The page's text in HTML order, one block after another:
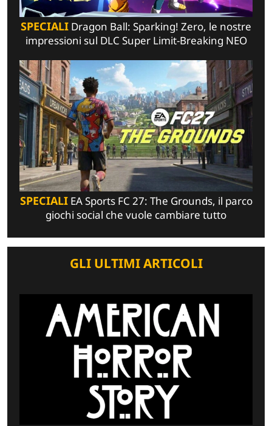
SPECIALI Dragon Ball: Sparking! Zero, le nostre
impressioni sul DLC Super Limit-Breaking NEO
SPECIALIEA Sports FC 27: The Grounds, il parco
giochi social che vuole cambiare tutto
GLI ULTIMI ARTICOLI